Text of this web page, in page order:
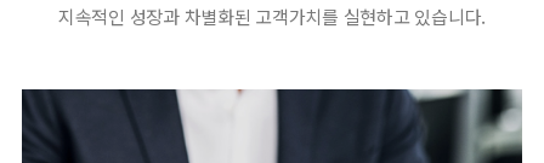
지속적인 성장과 차별화된 고객가치를 실현하고 있습니다.